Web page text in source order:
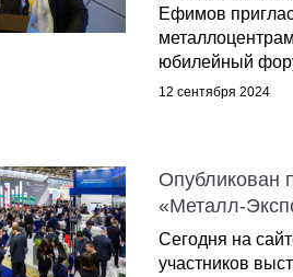
Ефимов
юбилейный
12 сентября 2024
Опубликован
«Металл-
Сегодня на
участников